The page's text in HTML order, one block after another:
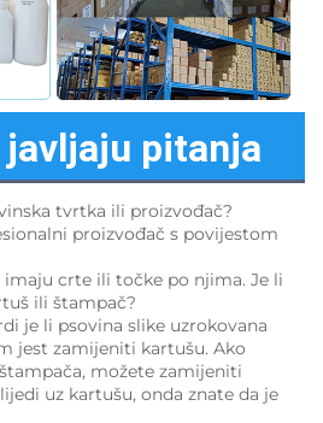
javljaju pitanja
tvrtka ili proizvođač?
proizvođač s povijestom
imaju crte ili točke po njima. Je li
ili štampač?
je li psovina slike uzrokovana
jest zamijeniti kartušu. Ako
možete zamijeniti
uz kartušu, onda znate da je